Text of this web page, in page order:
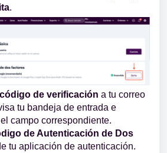
.
código de verificación a tu correo
tu bandeja de entrada e
campo correspondiente.
de Autenticación de Dos
tu aplicación de autenticación.